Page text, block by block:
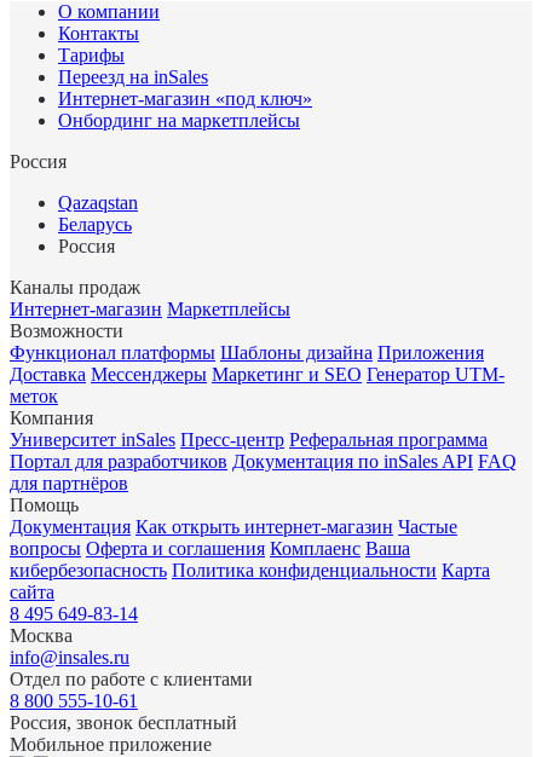
О компании
Контакты
Тарифы
Переезд на inSales
Интернет-магазин «под ключ»
Онбординг на маркетплейсы
Россия
Qazaqstan
Беларусь
Россия
Каналы продаж
Интернет-магазин Маркетплейсы
Возможности
Функционал платформы Шаблоны дизайна Приложения
Доставка Мессенджеры Маркетинг и SEO Генератор UTM-
меток
Компания
Университет inSales Пресс-центр Реферальная программа
Портал для разработчиков Документация по inSales API FAQ
для партнёров
Помощь
Документация Как открыть интернет-магазин Частые
вопросы Оферта и соглашения Комплаенс Ваша
кибербезопасность Политика конфиденциальности Карта
сайта
8 495 649-83-14
Москва
info@insales.ru
Отдел по работе с клиентами
8 800 555-10-61
Россия, звонок бесплатный
Мобильное приложение